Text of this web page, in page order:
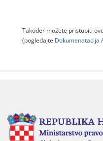
Također možete pristupiti
(pogledajte Dokumenаtаcijа